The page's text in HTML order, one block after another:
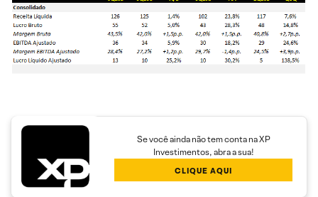
Se você ainda não tem conta na XP
Investimentos, abra a sua!
CLIQUE AQUI